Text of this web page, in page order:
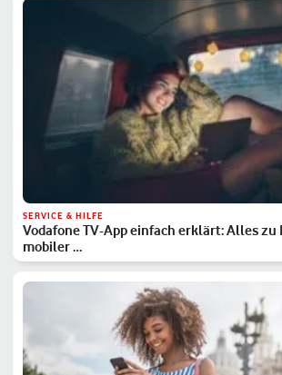
SERVICE & HILFE
Vodafone TV-App einfach erklärt: Alles
mobiler …